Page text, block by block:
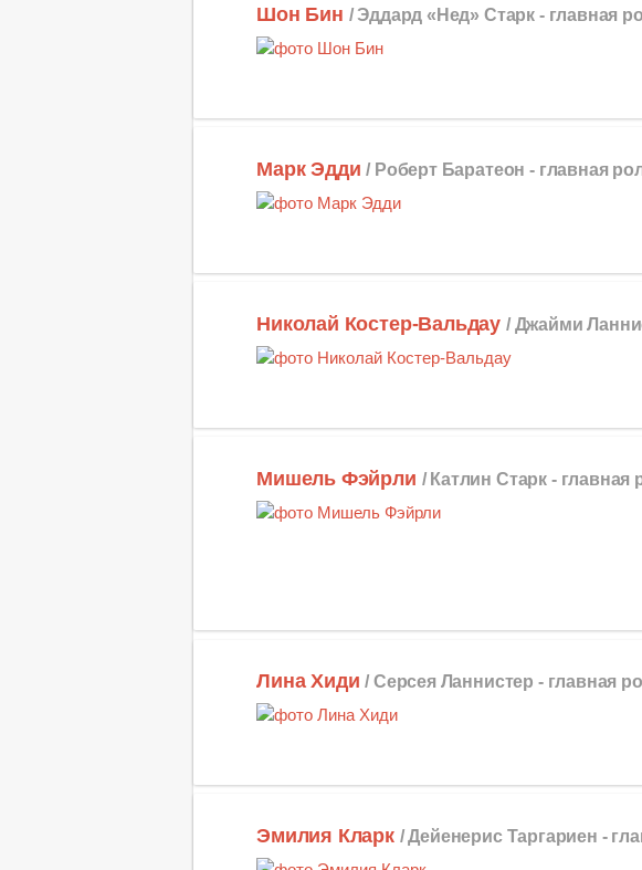
Шон Бин / Эддард «Нед» Старк - главная
Марк Эдди / Роберт Баратеон - главная
Николай Костер-Вальдау / Джайми
Мишель Фэйрли / Катлин Старк - главная
Лина Хиди / Серсея Ланнистер - главная
Эмилия Кларк / Дейенерис Таргариен -